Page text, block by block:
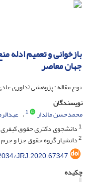
بازخوانی و تعمیم
جهان معاصر
نوع مقاله : پژوهشی (داوری
نویسندگان
محمدحسن مالدار
1
1دانشجوی دکتری حقوق
2دانشیار گروه حقوق جزا و
JRJ.2020.67347
چکیده